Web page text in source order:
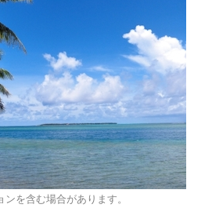
を含む場合があります。